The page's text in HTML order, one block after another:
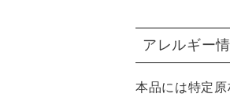
アレルギー
本品には特定